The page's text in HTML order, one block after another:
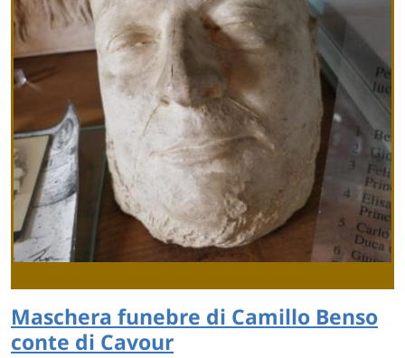
Maschera funebre di Camillo Benso
conte di Cavour